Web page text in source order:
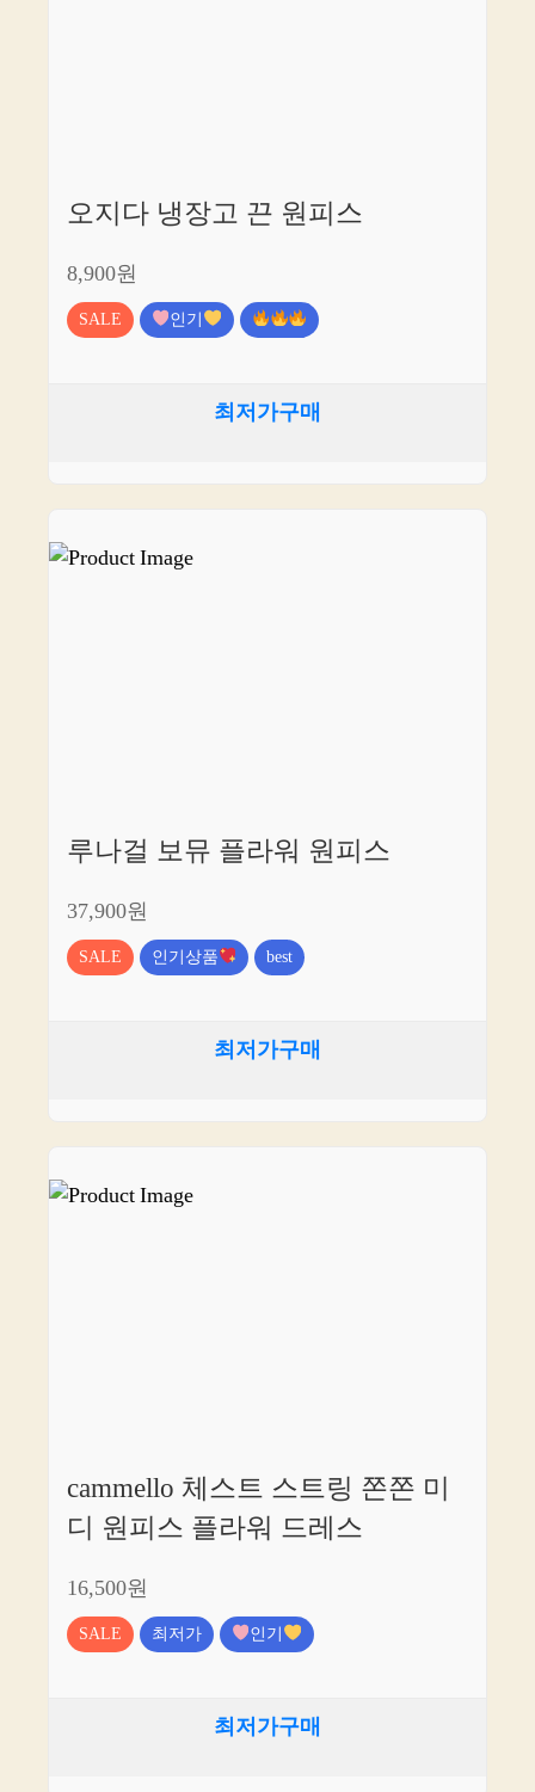
오지다 냉장고 끈 원피스
8,900원
SALE 인기
최저가구매
루나걸 보뮤 플라워 원피스
37,900원
SALE 인기상품 best
최저가구매
cammello 체스트 스트링 쫀쫀 미
디 원피스 플라워 드레스
16,500원
SALE 최저가 인기
최저가구매